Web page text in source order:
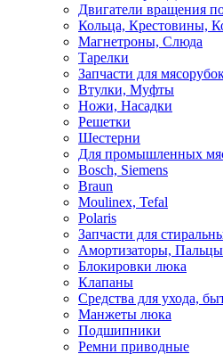
Двигатели вращения
Кольца, Крестовины,
Магнетроны, Слюда
Тарелки
Запчасти для
Втулки, Муфты
Ножи, Насадки
Решетки
Шестерни
Для промышленных
Bosch, Siemens
Braun
Moulinex, Tefal
Polaris
Запчасти для
Амортизаторы, Пальцы
Блокировки люка
Клапаны
Средства для ухода,
Манжеты люка
Подшипники
Ремни приводные